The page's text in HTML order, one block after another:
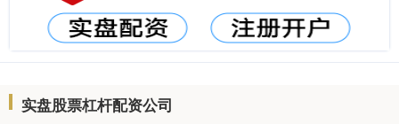
实盘股票杠杆配资公司